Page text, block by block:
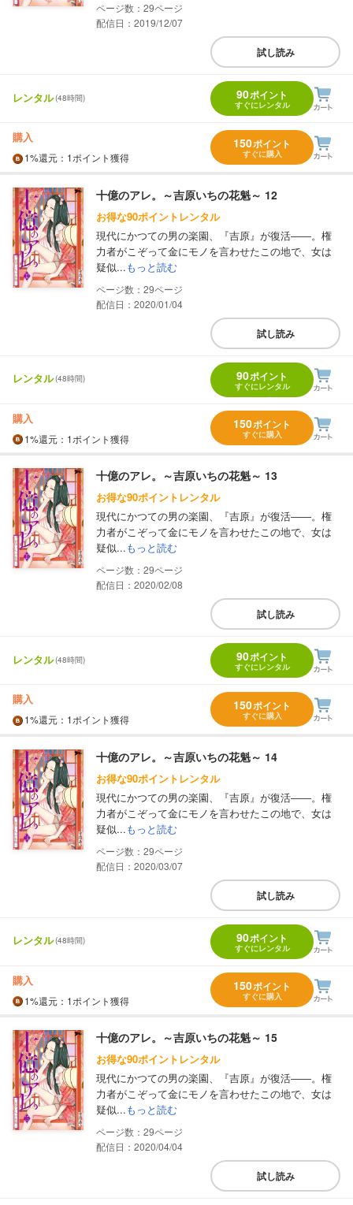
29
配信日：2019/12/07
試し読み
レンタル(48時間) 90ポイント
すぐにレンタル
購入
1%還元 ：1ポイント獲得
150ポイント
すぐに購入
十億のアレ。～吉原いちの花魁～ 12
お得な90ポイントレンタル
現代にかつての男の楽園、『吉原』が復活――。権
力者がこぞって金にモノを言わせたこの地で、女は
疑似...もっと読む
29
配信日：2020/01/04
試し読み
レンタル(48時間) 90ポイント
すぐにレンタル
購入
1%還元 ：1ポイント獲得
150ポイント
すぐに購入
十億のアレ。～吉原いちの花魁～ 13
お得な90ポイントレンタル
現代にかつての男の楽園、『吉原』が復活――。権
力者がこぞって金にモノを言わせたこの地で、女は
疑似...もっと読む
29
配信日：2020/02/08
試し読み
レンタル(48時間) 90ポイント
すぐにレンタル
購入
1%還元 ：1ポイント獲得
150ポイント
すぐに購入
十億のアレ。～吉原いちの花魁～ 14
お得な90ポイントレンタル
現代にかつての男の楽園、『吉原』が復活――。権
力者がこぞって金にモノを言わせたこの地で、女は
疑似...もっと読む
29
配信日：2020/03/07
試し読み
レンタル(48時間) 90ポイント
すぐにレンタル
購入
1%還元 ：1ポイント獲得
150ポイント
すぐに購入
十億のアレ。～吉原いちの花魁～ 15
お得な90ポイントレンタル
現代にかつての男の楽園、『吉原』が復活――。権
力者がこぞって金にモノを言わせたこの地で、女は
疑似...もっと読む
29
配信日：2020/04/04
試し読み